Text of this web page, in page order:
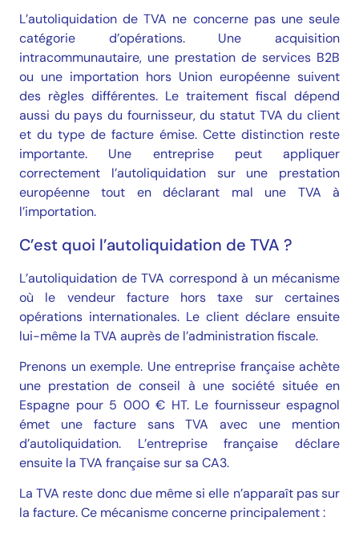
L’autoliquidation de TVA ne concerne pas une seule
catégorie d’opérations. Une acquisition
intracommunautaire, une prestation de services B2B
ou une importation hors Union européenne suivent
des règles différentes. Le traitement fiscal dépend
aussi du pays du fournisseur, du statut TVA du client
et du type de facture émise. Cette distinction reste
importante. Une entreprise peut appliquer
correctement l’autoliquidation sur une prestation
européenne tout en déclarant mal une TVA à
l’importation.
C’est quoi l’autoliquidation de TVA ?
L’autoliquidation de TVA correspond à un mécanisme
où le vendeur facture hors taxe sur certaines
opérations internationales. Le client déclare ensuite
lui-même la TVA auprès de l’administration fiscale.
Prenons un exemple. Une entreprise française achète
une prestation de conseil à une société située en
Espagne pour 5 000 € HT. Le fournisseur espagnol
émet une facture sans TVA avec une mention
d’autoliquidation. L’entreprise française déclare
ensuite la TVA française sur sa CA3.
La TVA reste donc due même si elle n’apparaît pas sur
la facture. Ce mécanisme concerne principalement :